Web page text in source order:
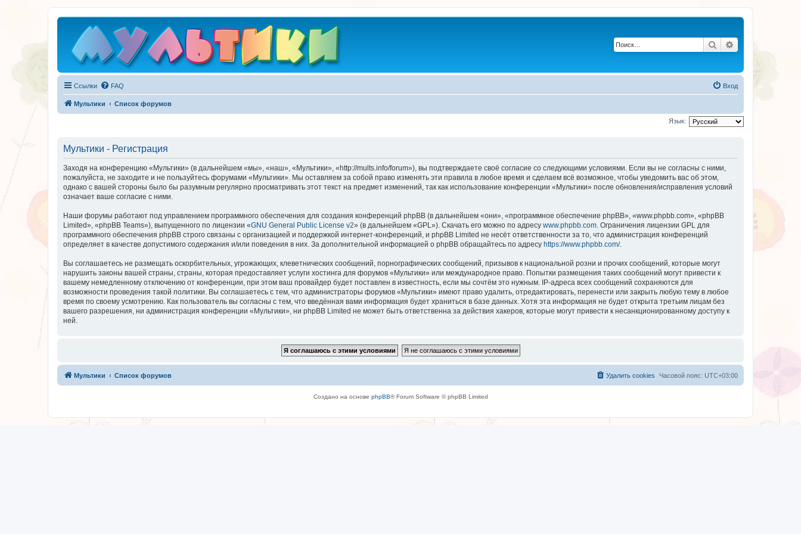
Поиск
Ссылки FAQ Вход
Мультики Список форумов
Язык:
Мультики - Регистрация
Заходя на конференцию «Мультики» (в дальнейшем «мы», «наш», «Мультики», «http://mults.info/forum»), вы подтверждаете своё согласие со следующими условиями. Если вы не согласны с ними,
пожалуйста, не заходите и не пользуйтесь форумами «Мультики». Мы оставляем за собой право изменять эти правила в любое время и сделаем всё возможное, чтобы уведомить вас об этом,
однако с вашей стороны было бы разумным регулярно просматривать этот текст на предмет изменений, так как использование конференции «Мультики» после обновления/исправления условий
означает ваше согласие с ними.
Наши форумы работают под управлением программного обеспечения для создания конференций phpBB (в дальнейшем «они», «программное обеспечение phpBB», «www.phpbb.com», «phpBB
Limited», «phpBB Teams»), выпущенного по лицензии «GNU General Public License v2» (в дальнейшем «GPL»). Скачать его можно по адресу www.phpbb.com . Ограничения лицензии GPL для
программного обеспечения phpBB строго связаны с организацией и поддержкой интернет-конференций, и phpBB Limited не несёт ответственности за то, что администрация конференций
определяет в качестве допустимого содержания и/или поведения в них. За дополнительной информацией о phpBB обращайтесь по адресу https://www.phpbb.com/.
Вы соглашаетесь не размещать оскорбительных, угрожающих, клеветнических сообщений, порнографических сообщений, призывов к национальной розни и прочих сообщений, которые могут
нарушить законы вашей страны, страны, которая предоставляет услуги хостинга для форумов «Мультики» или международное право. Попытки размещения таких сообщений могут привести к
вашему немедленному отключению от конференции, при этом ваш провайдер будет поставлен в известность, если мы сочтём это нужным. IP-адреса всех сообщений сохраняются для
возможности проведения такой политики. Вы соглашаетесь с тем, что администраторы форумов «Мультики» имеют право удалить, отредактировать, перенести или закрыть любую тему в любое
время по своему усмотрению. Как пользователь вы согласны с тем, что введённая вами информация будет храниться в базе данных. Хотя эта информация не будет открыта третьим лицам без
вашего разрешения, ни администрация конференции «Мультики», ни phpBB Limited не может быть ответственна за действия хакеров, которые могут привести к несанкционированному доступу к
ней.
Мультики Список форумов Часовой пояс: UTC+03:00
Удалить cookies
Создано на основе phpBB® Forum Software © phpBB Limited